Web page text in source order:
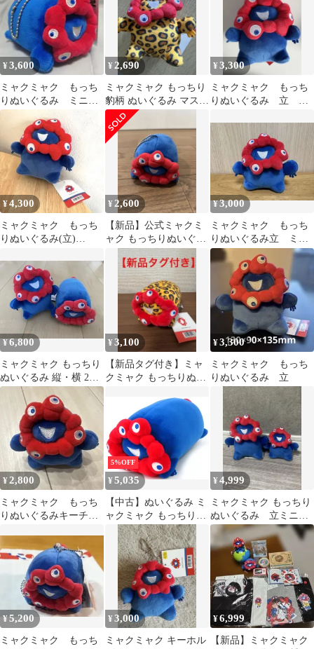
¥3,600
ミャクミャク もっち
りぬいぐるみ ミニ
横 マスコット キー
チェーン
¥2,690
ミャクミャク もっちり
豹柄 ぬいぐるみ マスコ
ット ヒョウ柄 立 立ち
万博
¥3,300
ミャクミャク もっち
りぬいぐるみ 立 大
¥4,300
ミャクミャク もっち
りぬいぐるみ(立)
¥2,600
【新品】公式ミャクミ
ャク もっちりぬいぐる
み ミニ横 キーチェ
ーン付き
¥3,000
ミャクミャク もっち
りぬいぐるみ立 ミ
ニ キーホルダー
¥6,800
ミャクミャク もっちり
ぬいぐるみ 縦・横 2種
セット
¥3,100
【新品タグ付き】ミャ
クミャク もっちりぬい
¥3,300
ミャクミャク もっち
りぬいぐるみ 立
¥2,800
ミャクミャク もっち
りぬいぐるみキーチェ
5%OFF
¥5,035
【中古】ぬいぐるみ ミ
ャクミャク もっちりぬ
いぐるみ横 「大阪・関
西万博」
¥4,999
ミャクミャク もっちり
ぬいぐるみ 立ミニ
立
¥5,200
ミャクミャク もっち
¥3,000
ミャクミャク キーホル
¥6,999
【新品】ミャクミャク